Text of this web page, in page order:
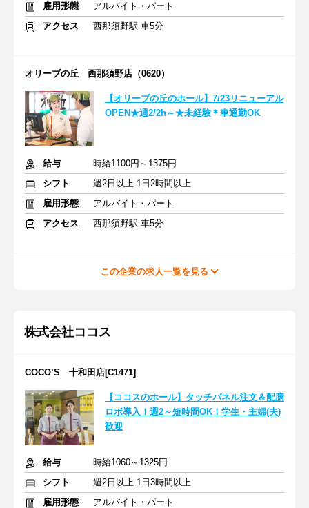
雇用形態
アルバイト・パート
アクセス
西那須野駅 車5分
オリーブの丘 西那須野店（0620）
【オリーブの丘のホール】7/23リニューアル
OPEN★週2/2h～★未経験＊車通勤OK
給与
時給1100円～1375円
シフト
週2日以上 1日2時間以上
雇用形態
アルバイト・パート
アクセス
西那須野駅 車5分
この企業の求人一覧を見る
株式会社ココス
COCO’S 十和田店[C1471]
【ココスのホール】タッチパネル注文＆配膳
ロボ導入！週2～短時間OK！学生・主婦(夫)
歓迎
給与
時給1060～1325円
シフト
週2日以上 1日3時間以上
雇用形態
アルバイト・パート